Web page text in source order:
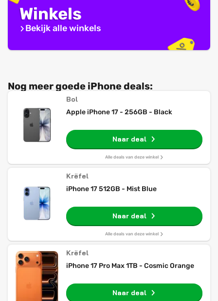
Winkels
Bekijk alle winkels
Nog meer goede iPhone deals:
Bol
Apple iPhone 17 - 256GB - Black
Naar deal
Alle deals van deze winkel
Krëfel
iPhone 17 512GB - Mist Blue
Naar deal
Alle deals van deze winkel
Krëfel
iPhone 17 Pro Max 1TB - Cosmic Orange
Naar deal